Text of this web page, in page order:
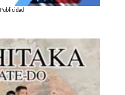
Publicidad